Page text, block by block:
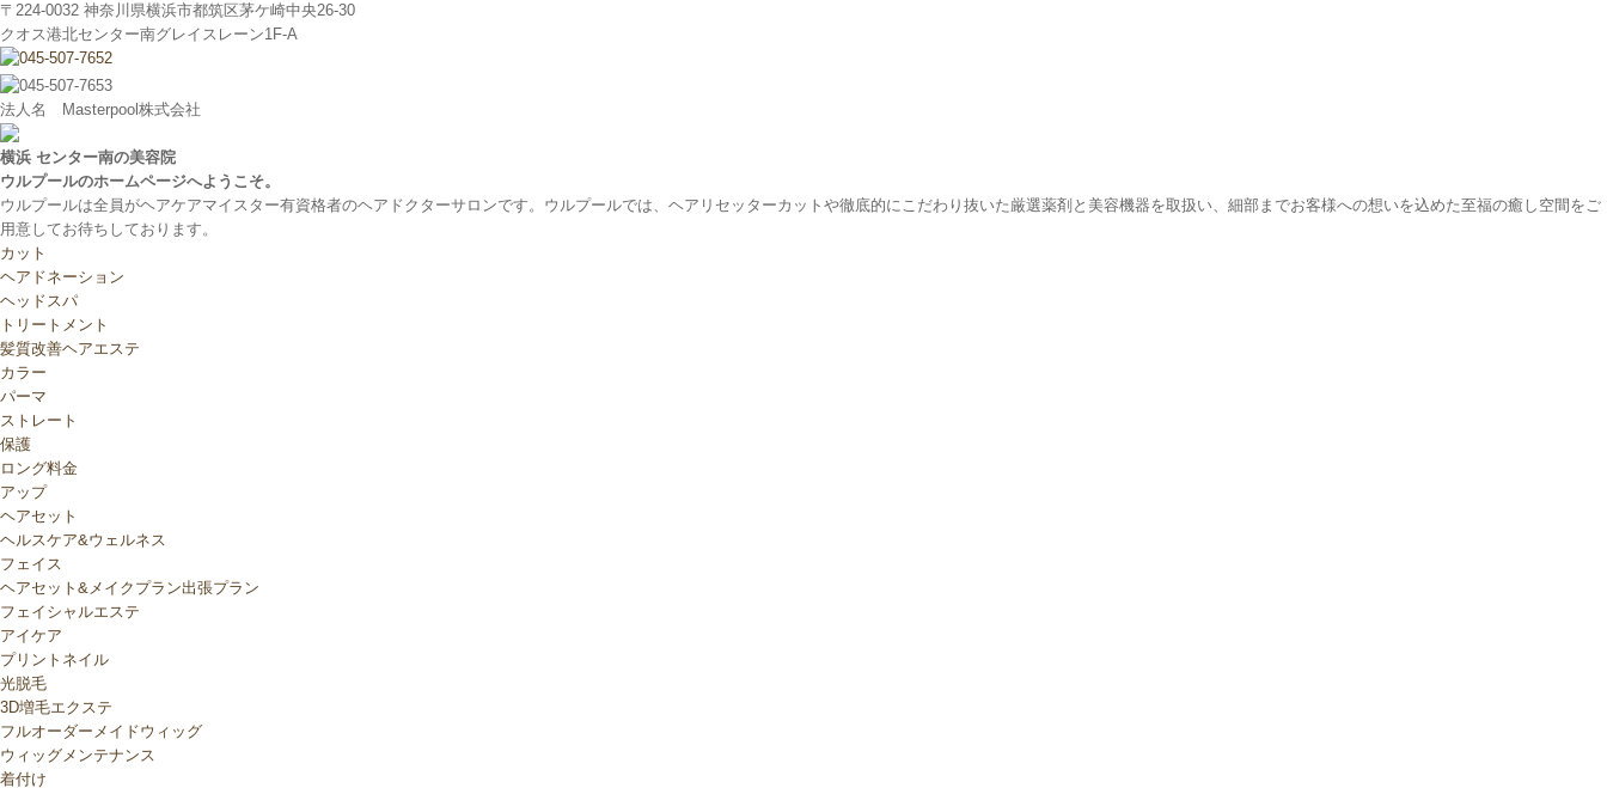
〒224-0032 神奈川県横浜市都筑区茅ケ崎中央26-30
クオス港北センター南グレイスレーン1F‐A
法人名 Masterpool株式会社
横浜 センター南の美容院
ウルプールのホームページへようこそ。
ウルプールは全員がヘアケアマイスター有資格者のヘアドクターサロンです。ウルプールでは、ヘアリセッターカットや徹底的にこだわり抜いた厳選薬剤と美容機器を取扱い、細部までお客様への想いを込めた至福の癒し空間をご
用意してお待ちしております。
カット
ヘアドネーション
ヘッドスパ
トリートメント
髪質改善ヘアエステ
カラー
パーマ
ストレート
保護
ロング料金
アップ
ヘアセット
ヘルスケア&ウェルネス
フェイス
ヘアセット&メイクプラン出張プラン
フェイシャルエステ
アイケア
プリントネイル
光脱毛
3D増毛エクステ
フルオーダーメイドウィッグ
ウィッグメンテナンス
着付け